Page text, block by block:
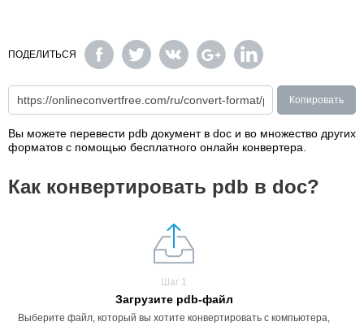
ПОДЕЛИТЬСЯ
Копировать
Вы можете перевести pdb документ в doc и во множество других
форматов с помощью бесплатного онлайн конвертера.
Как конвертировать pdb в doc?
Шаг 1
Загрузите pdb-файл
Выберите файл, который вы хотите конвертировать с компьютера,